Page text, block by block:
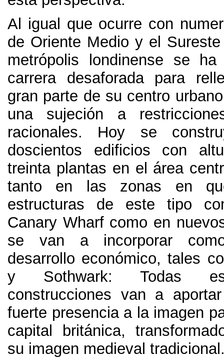
Al igual que ocurre con
de Oriente Medio y el
metrópolis londinense se
carrera desaforada para
gran parte de su centro
una sujeción a
racionales. Hoy se
doscientos edificios con
treinta plantas en el área
tanto en las zonas en
estructuras de este tipo
Canary Wharf como en
se van a incorporar
desarrollo económico, tales
y Sothwark: Todas
construcciones van a
fuerte presencia a la imagen
capital británica,
su imagen medieval